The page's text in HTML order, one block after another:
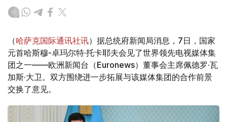
（哈萨克国际通讯社讯）据总统府新闻局消息，7日，国家
元首哈斯穆-卓玛尔特·托卡耶夫会见了世界领先电视媒体集
团之一——欧洲新闻台（Euronews）董事会主席佩德罗·瓦
加斯·大卫。双方围绕进一步拓展与该媒体集团的合作前景
交换了意见。